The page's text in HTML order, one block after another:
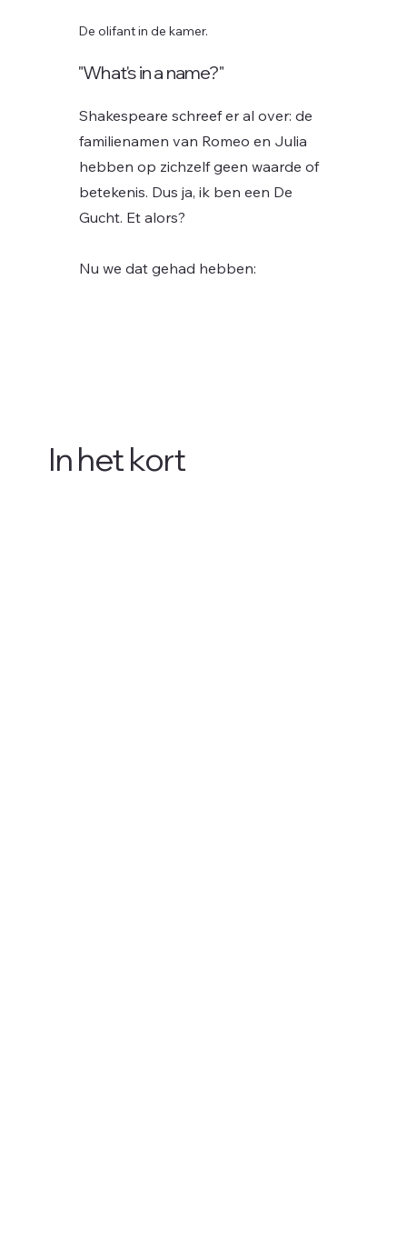
Shakespeare schreef er al over: de
familienamen van Romeo en Julia
hebben op zichzelf geen waarde of
betekenis. Dus ja, ik ben een De
Gucht. Et alors?
Nu we dat gehad hebben:
"What's in a name?"
De olifant in de kamer.
In het kort